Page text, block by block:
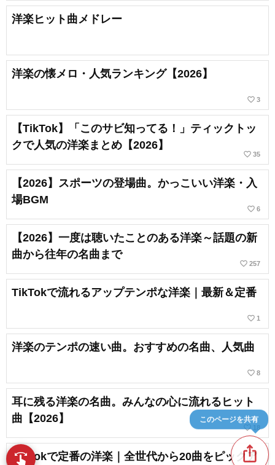
洋楽ヒット曲メドレー
洋楽の懐メロ・人気ランキング【2026】
favorite_border 3
【TikTok】「このサビ知ってる！」ティックトッ
クで人気の洋楽まとめ【2026】
favorite_border 35
【2026】スポーツの登場曲。かっこいい洋楽・入
場BGM
favorite_border 6
【2026】一度は聴いたことのある洋楽～話題の新
曲から往年の名曲まで
favorite_border 257
TikTokで流れるアップテンポな洋楽｜最新＆定番
favorite_border 1
洋楽のテンポの速い曲。おすすめの名曲、人気曲
favorite_border 8
耳に残る洋楽の名曲。みんなの心に流れるヒット
曲【2026】
favorite_border 18
TikTokで定番の洋楽｜全世代から20曲をピックア
ios_share
このページを共有
swipe 指先で音楽をブラウズ